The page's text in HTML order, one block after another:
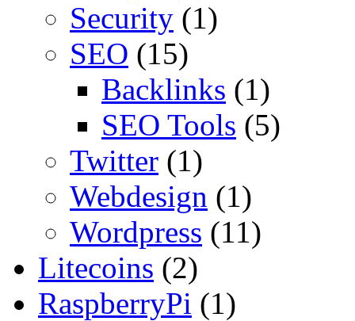
Security (1)
SEO (15)
Backlinks (1)
SEO Tools (5)
Twitter (1)
Webdesign (1)
Wordpress (11)
Litecoins (2)
RaspberryPi (1)